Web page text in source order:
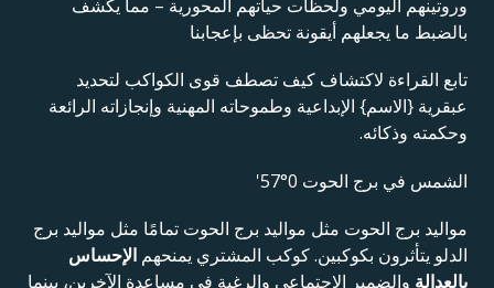
وروتينهم اليومي ولحظات حياتهم المحورية – مما يكشف
بالضبط ما يجعلهم أيقونة تحظى بإعجابنا
تابع القراءة لاكتشاف كيف تصطف قوى الكواكب لتحديد
عبقرية {الاسم} الإبداعية وطموحاته المهنية وإنجازاته الرائعة
وحكمته وذكائه.
الشمس في برج الحوت 0°57'
مواليد برج الحوت مثل مواليد برج الحوت تمامًا مثل مواليد برج
الدلو يتأثرون بكوكبين. كوكب المشتري يمنحهم الإحساس
بالعدالة والضمير الاجتماعي والرغبة في مساعدة الآخرين، بينما